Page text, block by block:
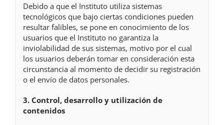
Debido a que el Instituto utiliza sistemas
tecnológicos que bajo ciertas condiciones pueden
resultar falibles, se pone en conocimiento de los
usuarios que el Instituto no garantiza la
inviolabilidad de sus sistemas, motivo por el cual
los usuarios deberán tomar en consideración esta
circunstancia al momento de decidir su registración
o el envío de datos personales.
3. Control, desarrollo y utilización de
contenidos